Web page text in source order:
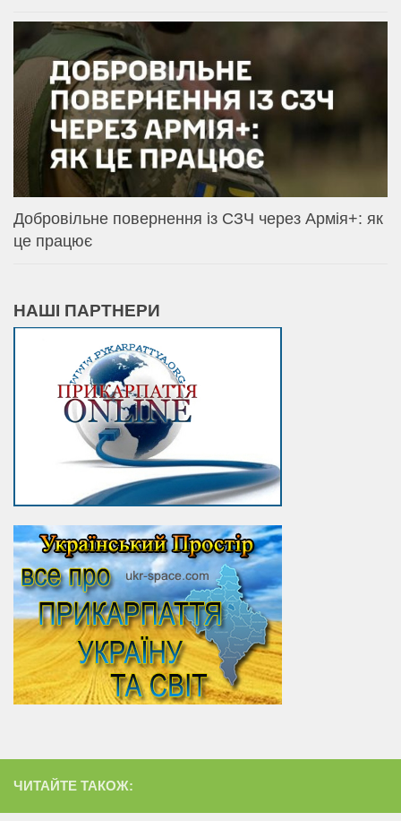
Добровільне повернення із СЗЧ через Армія+: як
це працює
НАШІ ПАРТНЕРИ
ЧИТАЙТЕ ТАКОЖ: